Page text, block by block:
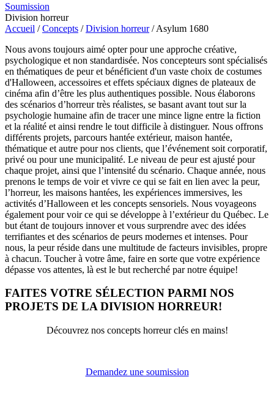
Soumission
Division horreur
Accueil /Concepts /Division horreur/Asylum 1680
Nous avons toujours aimé opter pour une approche créative,
psychologique et non standardisée. Nos concepteurs sont spécialisés
en thématiques de peur et bénéficient d'un vaste choix de costumes
d'Halloween, accessoires et effets spéciaux dignes de plateaux de
cinéma afin d’être les plus authentiques possible. Nous élaborons
des scénarios d’horreur très réalistes, se basant avant tout sur la
psychologie humaine afin de tracer une mince ligne entre la fiction
et la réalité et ainsi rendre le tout difficile à distinguer. Nous offrons
différents projets, parcours hantée extérieur, maison hantée,
thématique et autre pour nos clients, que l’événement soit corporatif,
privé ou pour une municipalité. Le niveau de peur est ajusté pour
chaque projet, ainsi que l’intensité du scénario. Chaque année, nous
prenons le temps de voir et vivre ce qui se fait en lien avec la peur,
l’horreur, les maisons hantées, les expériences immersives, les
activités d’Halloween et les concepts sensoriels. Nous voyageons
également pour voir ce qui se développe à l’extérieur du Québec. Le
but étant de toujours innover et vous surprendre avec des idées
terrifiantes et des scénarios de peurs modernes et intenses. Pour
nous, la peur réside dans une multitude de facteurs invisibles, propre
à chacun. Toucher à votre âme, faire en sorte que votre expérience
dépasse vos attentes, là est le but recherché par notre équipe!
FAITES VOTRE SÉLECTION PARMI NOS
PROJETS DE LA DIVISION HORREUR!
Découvrez nos concepts horreur clés en mains!
Demandez une soumission